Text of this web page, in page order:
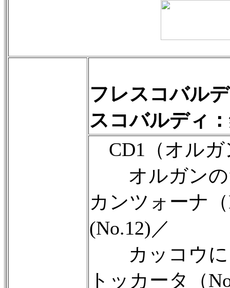
フレスコバル
スコバルディ
CD1（オルガ
オルガンの
カンツォーナ
(No.12)／
カッコウに
トッカータ（